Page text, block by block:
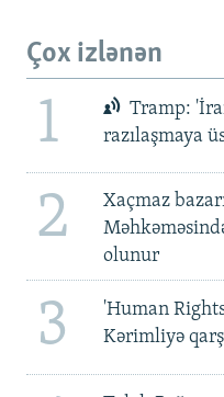
Çox izlənən
1
Tramp:
razılaşmaya
2
Xaçmaz
olunur
3
'Human
Kərimliyə